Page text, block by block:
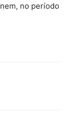
no período